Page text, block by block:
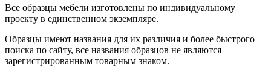
Все образцы мебели изготовлены по индивидуальному
проекту в единственном экземпляре.
Образцы имеют названия для их различия и более быстрого
поиска по сайту, все названия образцов не являются
зарегистрированным товарным знаком.